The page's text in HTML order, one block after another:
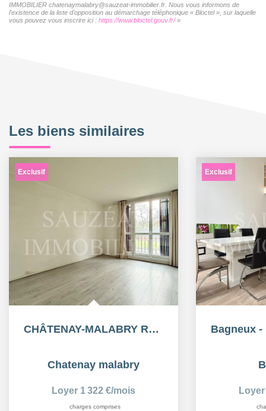
IMMOBILIER chatenaymalabry@sauzeat-immobilier.fr. Nous vous informons de
l'existence de la liste d'opposition au démarchage téléphonique « Bloctel », sur laquelle
vous pouvez vous inscrire ici : https://www.bloctel.gouv.fr/»
Les biens similaires
Exclusif
CHÂTENAY-MALABRY RER - Appartement 3 Pièces 56,69m²
Chatenay malabry
Loyer 1 322 €/mois
charges comprises
Exclusif